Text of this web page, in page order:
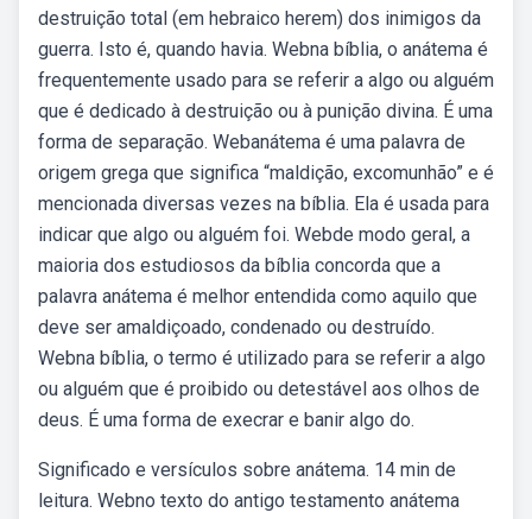
destruição total (em hebraico herem) dos inimigos da
guerra. Isto é, quando havia. Webna bíblia, o anátema é
frequentemente usado para se referir a algo ou alguém
que é dedicado à destruição ou à punição divina. É uma
forma de separação. Webanátema é uma palavra de
origem grega que significa “maldição, excomunhão” e é
mencionada diversas vezes na bíblia. Ela é usada para
indicar que algo ou alguém foi. Webde modo geral, a
maioria dos estudiosos da bíblia concorda que a
palavra anátema é melhor entendida como aquilo que
deve ser amaldiçoado, condenado ou destruído.
Webna bíblia, o termo é utilizado para se referir a algo
ou alguém que é proibido ou detestável aos olhos de
deus. É uma forma de execrar e banir algo do.
Significado e versículos sobre anátema. 14 min de
leitura. Webno texto do antigo testamento anátema